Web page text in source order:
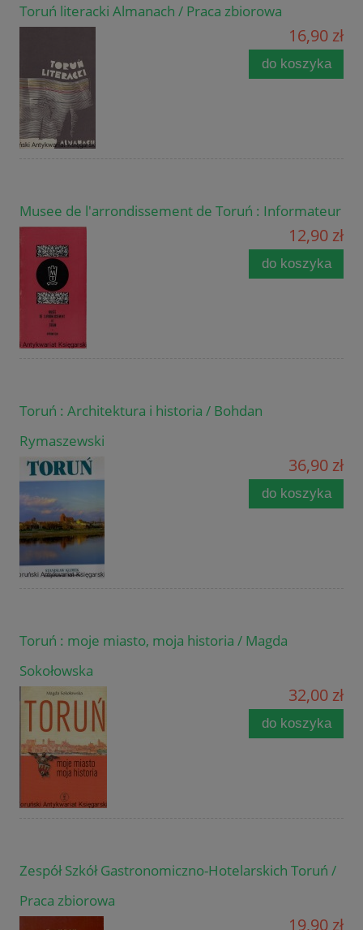
Toruń literacki Almanach / Praca zbiorowa
16,90 zł
do koszyka
Musee de l'arrondissement de Toruń : Informateur
12,90 zł
do koszyka
Toruń : Architektura i historia / Bohdan
Rymaszewski
36,90 zł
do koszyka
Toruń : moje miasto, moja historia / Magda
Sokołowska
32,00 zł
do koszyka
Zespół Szkół Gastronomiczno-Hotelarskich Toruń /
Praca zbiorowa
19,90 zł